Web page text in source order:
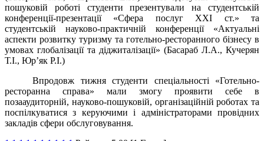
пошуковій роботі студенти презентували на студентській
конференції-презентації «Сфера послуг ХХІ ст.» та
студентській науково-практичній конференції «Актуальні
аспекти розвитку туризму та готельно-ресторанного бізнесу в
умовах глобалізації та діджиталізації» (Басараб Л.А., Кучерян
Т.І., Юр’як Р.І.)
Впродовж тижня студенти спеціальності «Готельно-
ресторанна справа» мали змогу проявити себе в
позааудиторній, науково-пошуковій, організаційній роботах та
поспілкуватися з керуючими і адміністраторами провідних
закладів сфери обслуговування.